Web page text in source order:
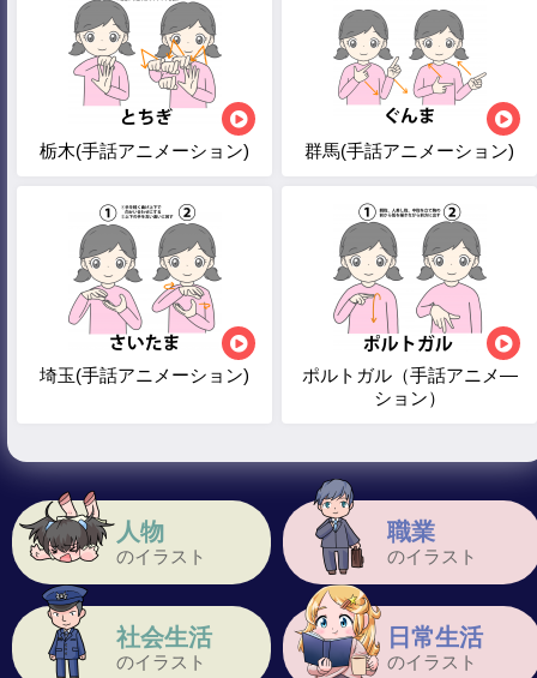
人物
のイラスト
職業
のイラスト
社会生活
のイラスト
日常生活
のイラスト
栃木(手話アニメーション) 群馬(手話アニメーション)
埼玉(手話アニメーション)
ポルトガル（手話アニメ―
ション）